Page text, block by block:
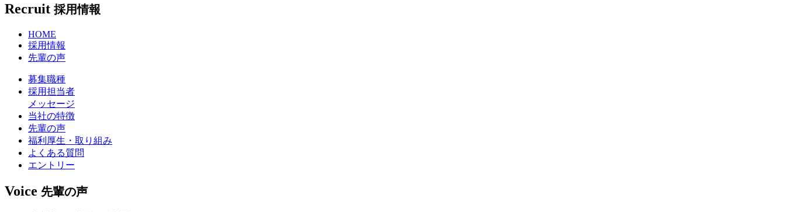
Recruit 採用情報
HOME
採用情報
先輩の声
募集職種
採用担当者
メッセージ
当社の特徴
先輩の声
福利厚生・取り組み
よくある質問
エントリー
Voice 先輩の声